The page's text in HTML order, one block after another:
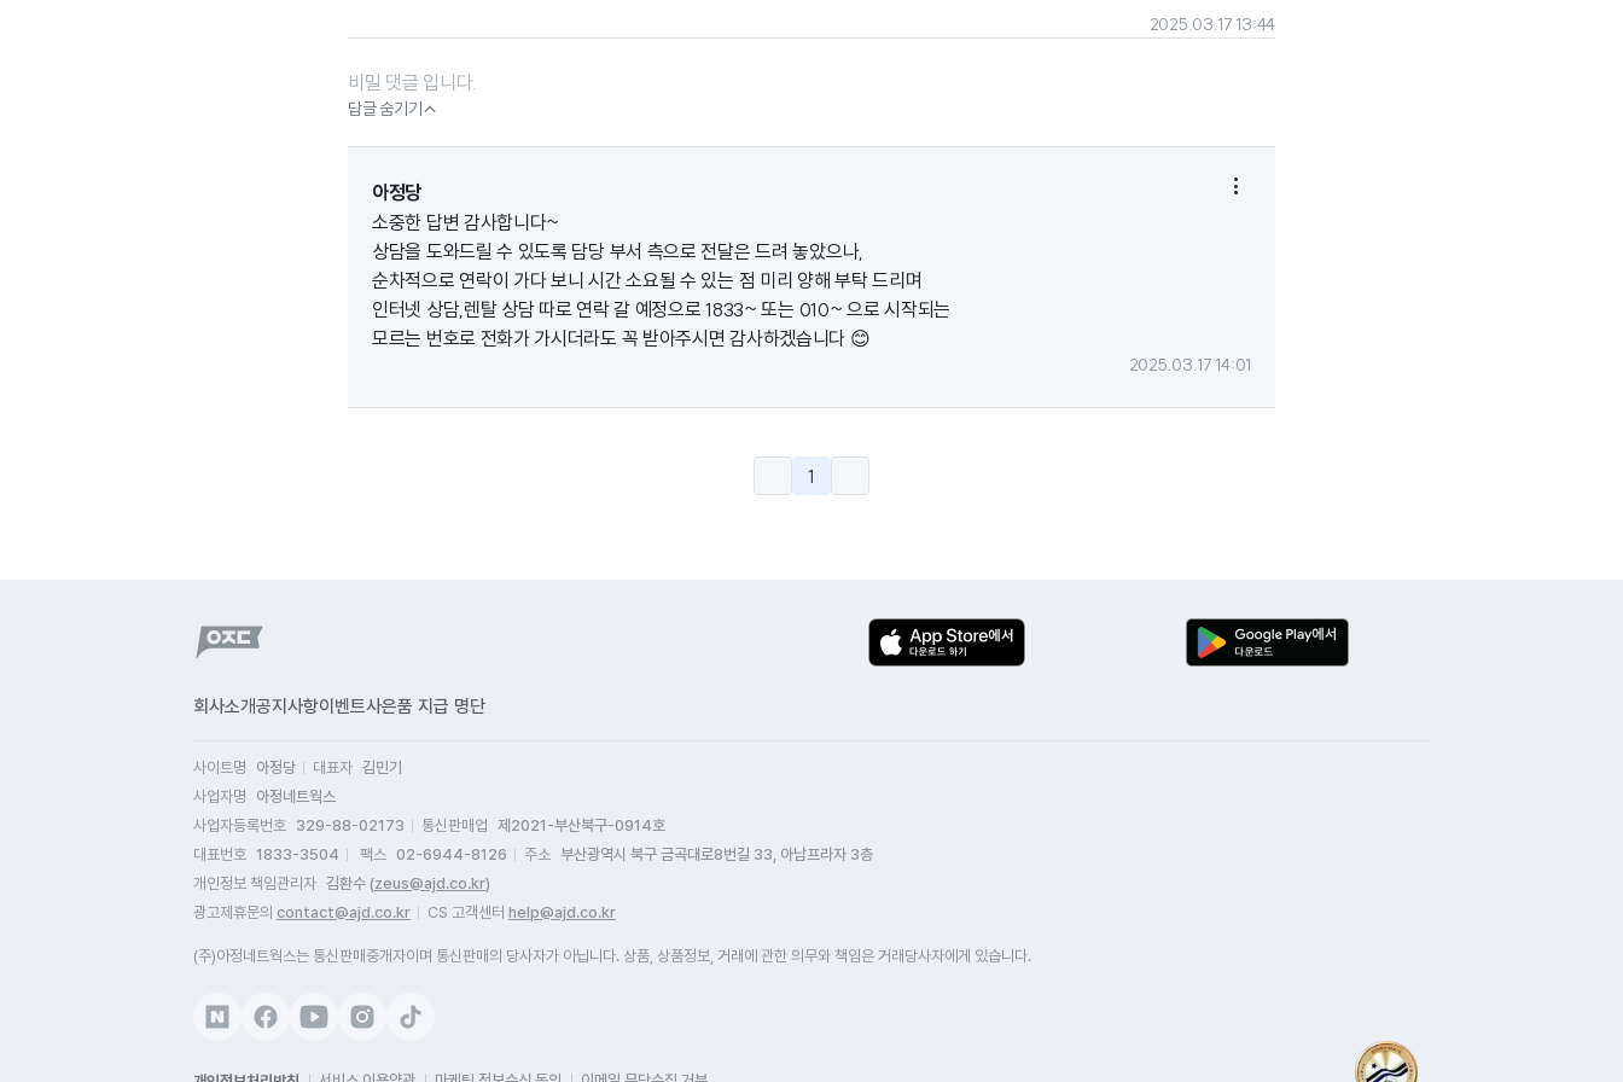
2025.03.17 13:44
비밀 댓글 입니다.
답글 숨기기
아정당 
소중한 답변 감사합니다~
상담을 도와드릴 수 있도록 담당 부서 측으로 전달은 드려 놓았으나,
순차적으로 연락이 가다 보니 시간 소요될 수 있는 점 미리 양해 부탁 드리며
인터넷 상담,렌탈 상담 따로 연락 갈 예정으로 1833~ 또는 010~ 으로 시작되는
모르는 번호로 전화가 가시더라도 꼭 받아주시면 감사하겠습니다 😊
2025.03.17 14:01
1
회사소개공지사항이벤트사은품 지급 명단
사이트명 아정당 대표자 김민기
사업자명
아정네트웍스
사업자등록번호 329-88-02173 통신판매업
제2021-부산북구-0914호
대표번호 1833-3504 팩스 02-6944-8126 주소 부산광역시 북구 금곡대로8번길 33, 아남프라자 3층
개인정보 책임관리자 김환수 (zeus@ajd.co.kr)
광고제휴문의 contact@ajd.co.kr CS 고객센터 help@ajd.co.kr
(주)아정네트웍스는 통신판매중개자이며 통신판매의 당사자가 아닙니다. 상품, 상품정보, 거래에 관한 의무와 책임은 거래당사자에게 있습니다.